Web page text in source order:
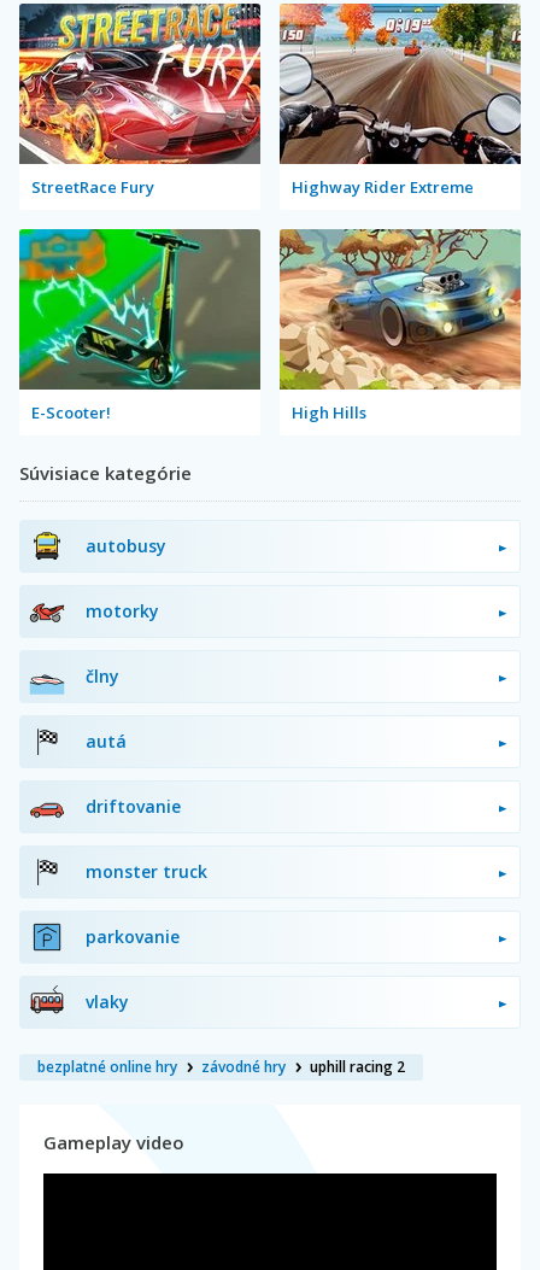
StreetRace Fury Highway Rider Extreme
E-Scooter! High Hills
Súvisiace kategórie
autobusy
motorky
člny
autá
driftovanie
monster truck
parkovanie
vlaky
bezplatné online hry závodné hry uphill racing 2
Gameplay video